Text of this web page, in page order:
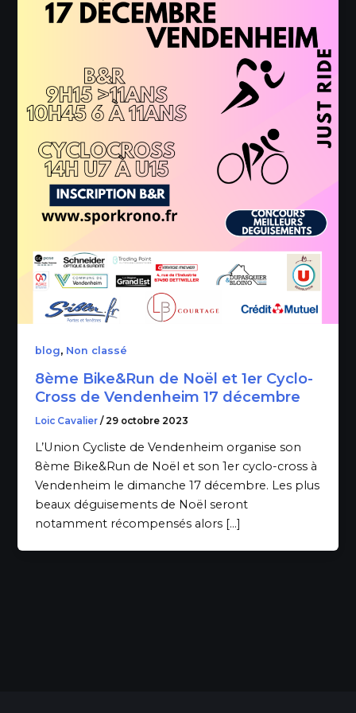
blog, Non classé
8ème Bike&Run de Noël et 1er Cyclo-
Cross de Vendenheim 17 décembre
Loic Cavalier/ 29 octobre 2023
L’Union Cycliste de Vendenheim organise son
8ème Bike&Run de Noël et son 1er cyclo-cross à
Vendenheim le dimanche 17 décembre. Les plus
beaux déguisements de Noël seront
notamment récompensés alors […]